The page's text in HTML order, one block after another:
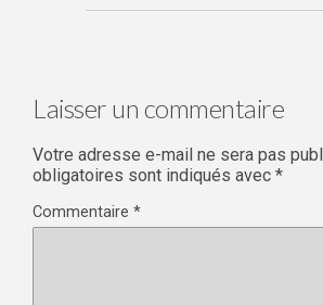
Laisser un commentaire
Votre adresse e-mail ne sera pas
obligatoires sont indiqués avec *
Commentaire *